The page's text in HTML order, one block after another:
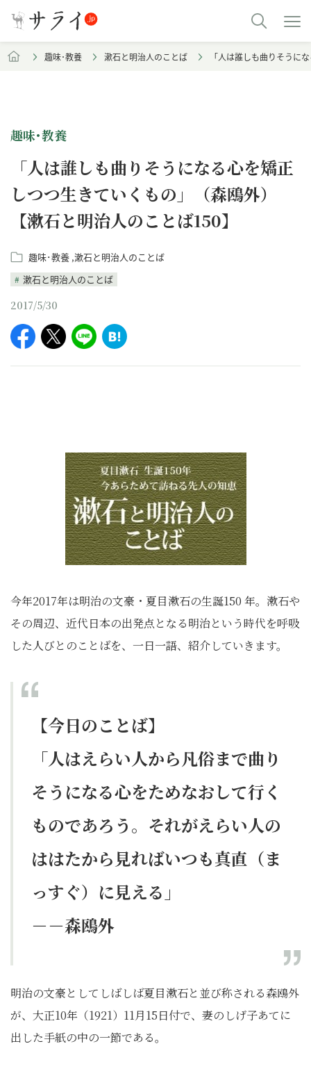
趣味･教養 漱石と明治人のことば 「人は誰しも曲りそうに
趣味･教養
「人は誰しも曲りそうになる心を矯正
しつつ生きていくもの」（森鴎外）
【漱石と明治人のことば150】
趣味･教養 漱石と明治人のことば
漱石と明治人のことば
2017/5/30
今年2017年は明治の文豪・夏目漱石の生誕150 年。漱石や
その周辺、近代日本の出発点となる明治という時代を呼吸
した人びとのことばを、一日一語、紹介していきます。
【今日のことば】
「人はえらい人から凡俗まで曲り
そうになる心をためなおして行く
ものであろう。それがえらい人の
ははたから見ればいつも真直（ま
っすぐ）に見える」
－－森鴎外
明治の文豪としてしばしば夏目漱石と並び称される森鴎外
が、大正10年（1921）11月15日付で、妻のしげ子あてに
出した手紙の中の一節である。